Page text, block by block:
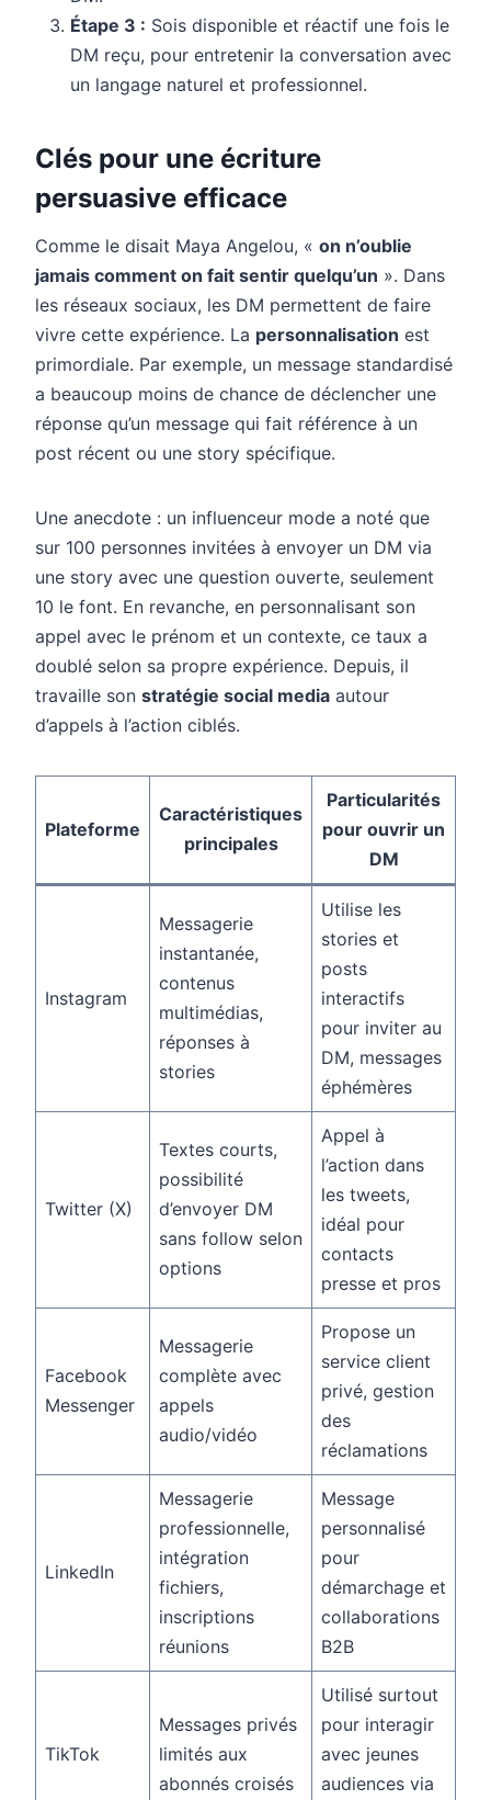
Étape 3 : Sois disponible et réactif une fois le
DM reçu, pour entretenir la conversation avec
un langage naturel et professionnel.
Clés pour une écriture
persuasive efficace
Comme le disait Maya Angelou, « on n’oublie
jamais comment on fait sentir quelqu’un ». Dans
les réseaux sociaux, les DM permettent de faire
vivre cette expérience. La personnalisation est
primordiale. Par exemple, un message standardisé
a beaucoup moins de chance de déclencher une
réponse qu’un message qui fait référence à un
post récent ou une story spécifique.
Une anecdote : un influenceur mode a noté que
sur 100 personnes invitées à envoyer un DM via
une story avec une question ouverte, seulement
10 le font. En revanche, en personnalisant son
appel avec le prénom et un contexte, ce taux a
doublé selon sa propre expérience. Depuis, il
travaille son stratégie social media autour
d’appels à l’action ciblés.
Plateforme
Caractéristiques
principales
Particularités
pour ouvrir un
DM
Instagram
Messagerie
instantanée,
contenus
multimédias,
réponses à
stories
Utilise les
stories et
posts
interactifs
pour inviter au
DM, messages
éphémères
Twitter (X)
Textes courts,
possibilité
d’envoyer DM
sans follow selon
options
Appel à
l’action dans
les tweets,
idéal pour
contacts
presse et pros
Facebook
Messenger
Messagerie
complète avec
appels
audio/vidéo
Propose un
service client
privé, gestion
des
réclamations
LinkedIn
Messagerie
professionnelle,
intégration
fichiers,
inscriptions
réunions
Message
personnalisé
pour
démarchage et
collaborations
B2B
TikTok
Messages privés
limités aux
abonnés croisés
Utilisé surtout
pour interagir
avec jeunes
audiences via